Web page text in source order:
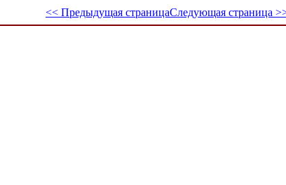
<< Предыдущая страницаСледующая страница